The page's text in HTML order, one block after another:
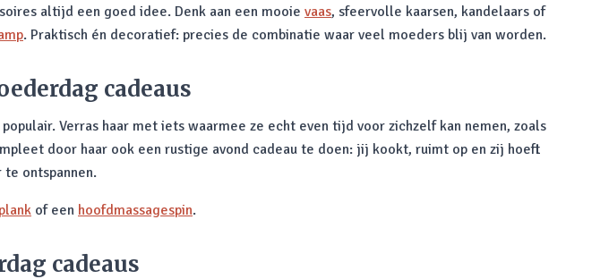
altijd een goed idee. Denk aan een mooie vaas, sfeervolle kaarsen, kandelaars of
. Praktisch én decoratief: precies de combinatie waar veel moeders blij van worden.
cadeaus
Verras haar met iets waarmee ze echt even tijd voor zichzelf kan nemen, zoals
door haar ook een rustige avond cadeau te doen: jij kookt, ruimt op en zij hoeft
ontspannen.
of een hoofdmassagespin.
cadeaus